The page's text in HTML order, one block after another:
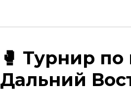
🥊 Турнир
Дальний